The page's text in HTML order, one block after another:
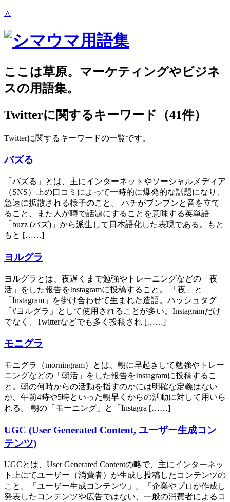
∧
ここは草原。マーケティングやビジネ
スの用語集。
Twitterに関するキーワード（41件）
Twitterに関するキーワードの一覧です。
バズる
「バズる」とは、主にインターネットやソーシャルメディア
（SNS）上の口コミによって一時的に爆発的な話題になり、
急速に拡散される様子のこと。 ハチがブンブンと音を立て
ること、また人が噂で話題にすることを意味する英単語
「buzz (バズ)」から派生して日本語化した表現である。もと
もと [……]
ヨルグラ
ヨルグラとは、夜遅くまで勉強やトレーニングなどの「夜
活」をした報告をInstagramに投稿すること。 「夜」と
「Instagram」を掛け合わせて生まれた造語。ハッシュタグ
「#ヨルグラ」として使用されることが多い。Instagramだけ
でなく、Twitterなどでも多く投稿され [……]
モニグラ
モニグラ（morningram）とは、朝に早起きして勉強やトレー
ニングなどの「朝活」をした報告をInstagramに投稿するこ
と。朝の何時からの活動を指すのかには明確な定義はない
が、午前4時や5時といった朝早くからの活動に対して用いら
れる。 朝の「モーニング」と「Instagra [……]
UGC (User Generated Content, ユーザー生成コン
テンツ)
UGCとは、User Generated Contentの略で、主にインターネッ
ト上にてユーザー（消費者）が生成し投稿したコンテンツの
こと。「ユーザー生成コンテンツ」。「企業やプロが作成し
発表したコンテンツや広告ではない、一般の消費者によるコ